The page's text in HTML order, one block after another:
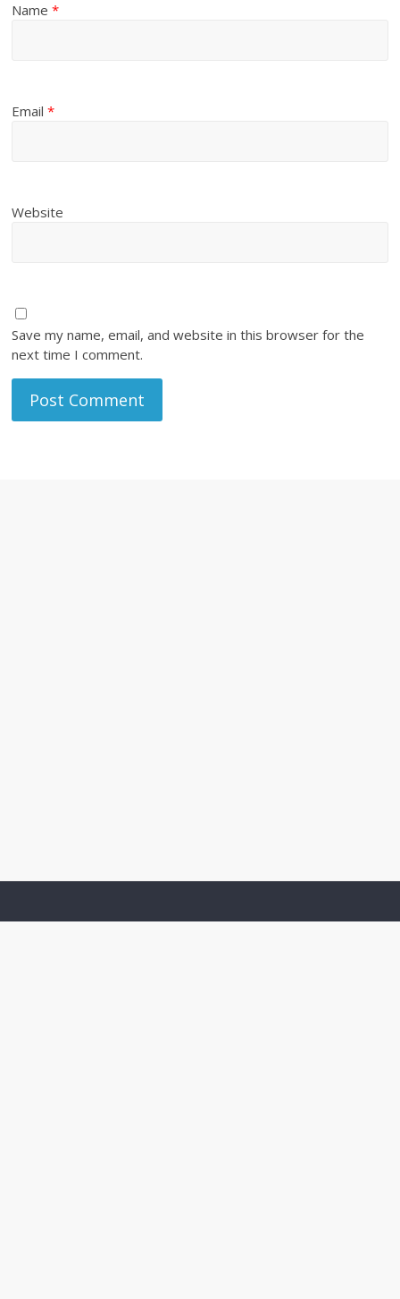
Name*
Email*
Website
Save my name, email, and website in this browser for the
next time I comment.